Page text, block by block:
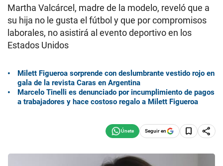
Martha Valcárcel, madre de la modelo, reveló que a
su hija no le gusta el fútbol y que por compromisos
laborales, no asistirá al evento deportivo en los
Estados Unidos
Milett Figueroa sorprende con deslumbrante vestido rojo en
gala de la revista Caras en Argentina
Marcelo Tinelli es denunciado por incumplimiento de pagos
a trabajadores y hace costoso regalo a Milett Figueroa
Seguir en